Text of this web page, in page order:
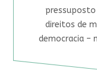
pressuposto
direitos de
democracia –